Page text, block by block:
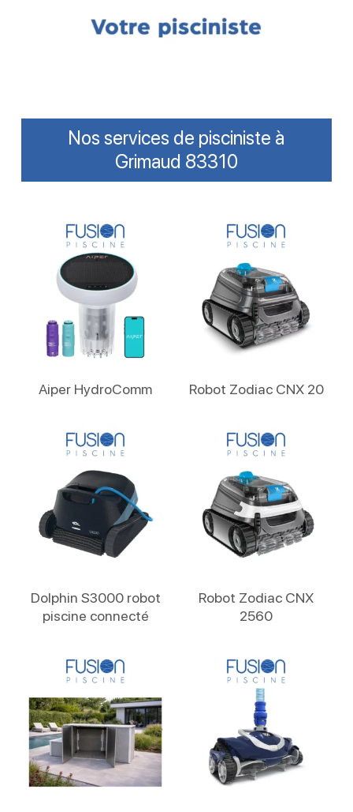
Nos services de pisciniste à
Grimaud 83310
Aiper HydroComm Robot Zodiac CNX 20
Dolphin S3000 robot
piscine connecté
Robot Zodiac CNX
2560